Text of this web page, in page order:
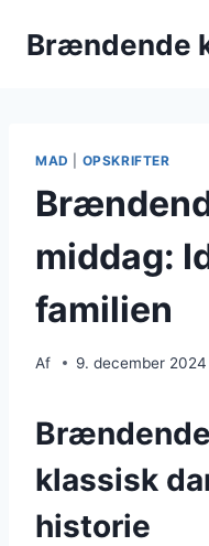
Brændende
MAD OPSKRIFTER
middag:
familien
Af 9. december 2024
klassisk
historie